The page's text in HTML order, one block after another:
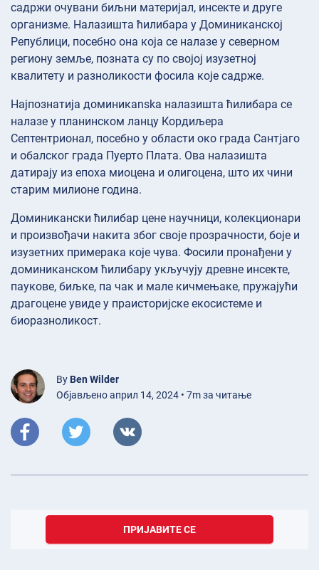
садржи очувани биљни материјал, инсекте и друге
организме. Налазишта ћилибара у Доминиканској
Републици, посебно она која се налазе у северном
региону земље, позната су по својој изузетној
квалитету и разноликости фосила које садрже.
Најпознатија доминикanska налазишта ћилибара се
налазе у планинском ланцу Кордиљера
Септентрионал, посебно у области око града Сантјаго
и обалског града Пуерто Плата. Ова налазишта
датирају из епоха миоцена и олигоцена, што их чини
старим милионе година.
Доминикански ћилибар цене научници, колекционари
и произвођачи накита због своје прозрачности, боје и
изузетних примерака које чува. Фосили пронађени у
доминиканском ћилибару укључују древне инсекте,
паукове, биљке, па чак и мале кичмењаке, пружајући
драгоцене увиде у праисторијске екосистеме и
биоразноликост.
By Ben Wilder
Објављено април 14, 2024 • 7m за читање
ПРИЈАВИТЕ СЕ